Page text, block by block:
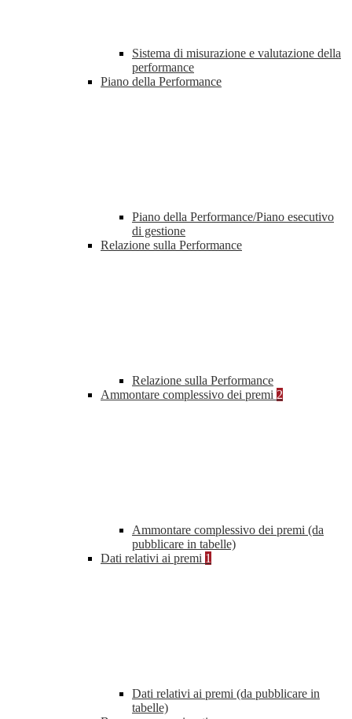
Sistema di misurazione e valutazione della
performance
Piano della Performance
Piano della Performance/Piano esecutivo
di gestione
Relazione sulla Performance
Relazione sulla Performance
Ammontare complessivo dei premi 2
Ammontare complessivo dei premi (da
pubblicare in tabelle)
Dati relativi ai premi 1
Dati relativi ai premi (da pubblicare in
tabelle)